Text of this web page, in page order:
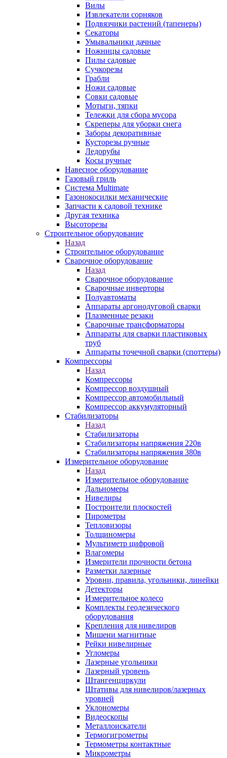
Вилы
Извлекатели сорняков
Подвязчики растений (тапенеры)
Секаторы
Умывальники дачные
Ножницы садовые
Пилы садовые
Сучкорезы
Грабли
Ножи садовые
Совки садовые
Мотыги, тяпки
Тележки для сбора мусора
Скреперы для уборки снега
Заборы декоративные
Кусторезы ручные
Ледорубы
Косы ручные
Навесное оборудование
Газовый гриль
Система Multimate
Газонокосилки механические
Запчасти к садовой технике
Другая техника
Высоторезы
Строительное оборудование
Назад
Строительное оборудование
Сварочное оборудование
Назад
Сварочное оборудование
Сварочные инверторы
Полуавтоматы
Аппараты аргонодуговой сварки
Плазменные резаки
Сварочные трансформаторы
Аппараты для сварки пластиковых
труб
Аппараты точечной сварки (споттеры)
Компрессоры
Назад
Компрессоры
Компрессор воздушный
Компрессор автомобильный
Компрессор аккумуляторный
Стабилизаторы
Назад
Стабилизаторы
Стабилизаторы напряжения 220в
Стабилизаторы напряжения 380в
Измерительное оборудование
Назад
Измерительное оборудование
Дальномеры
Нивелиры
Построители плоскостей
Пирометры
Тепловизоры
Толщиномеры
Мультиметр цифровой
Влагомеры
Измерители прочности бетона
Разметки лазерные
Уровни, правила, угольники, линейки
Детекторы
Измерительное колесо
Комплекты геодезического
оборудования
Крепления для нивелиров
Мишени магнитные
Рейки нивелирные
Угломеры
Лазерные угольники
Лазерный уровень
Штангенциркули
Штативы для нивелиров/лазерных
уровней
Уклономеры
Видеоскопы
Металлоискатели
Термогигрометры
Термометры контактные
Микрометры